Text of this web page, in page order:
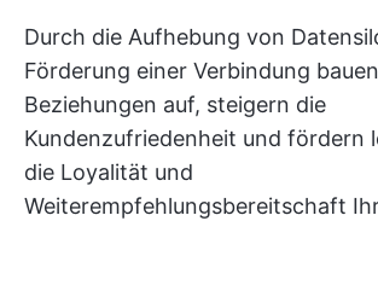
Durch die Aufhebung von
Förderung einer Verbindung
Beziehungen auf, steigern die
Kundenzufriedenheit und fördern
die Loyalität und
Weiterempfehlungsbereitschaft